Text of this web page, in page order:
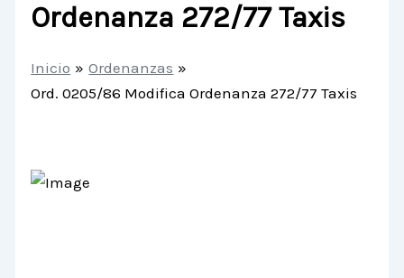
Ordenanza 272/77 Taxis
Inicio
Ordenanzas
Ord. 0205/86 Modifica Ordenanza 272/77 Taxis